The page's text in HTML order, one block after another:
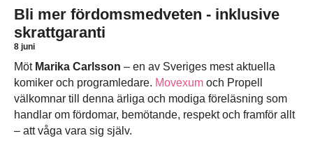
Bli mer fördomsmedveten - inklusive
skrattgaranti
8 juni
Möt Marika Carlsson – en av Sveriges mest aktuella
komiker och programledare. Movexum och Propell
välkomnar till denna ärliga och modiga föreläsning som
handlar om fördomar, bemötande, respekt och framför allt
– att våga vara sig själv.